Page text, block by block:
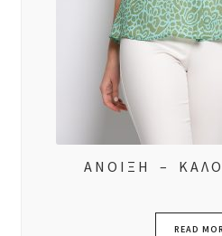
ΑΝΟΙΞΗ –
READ